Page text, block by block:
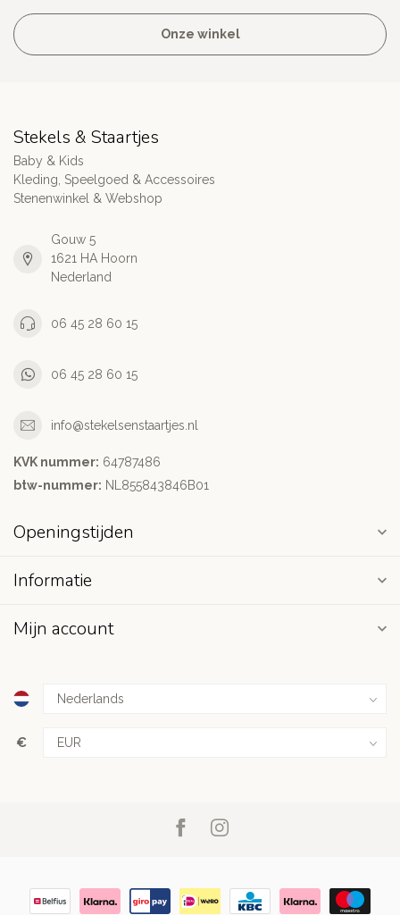
Onze winkel
Stekels & Staartjes
Baby & Kids
Kleding, Speelgoed & Accessoires
Stenenwinkel & Webshop
Gouw 5
1621 HA Hoorn
Nederland
06 45 28 60 15
06 45 28 60 15
info@stekelsenstaartjes.nl
KVK nummer: 64787486
btw-nummer: NL855843846B01
Openingstijden
Informatie
Mijn account
€